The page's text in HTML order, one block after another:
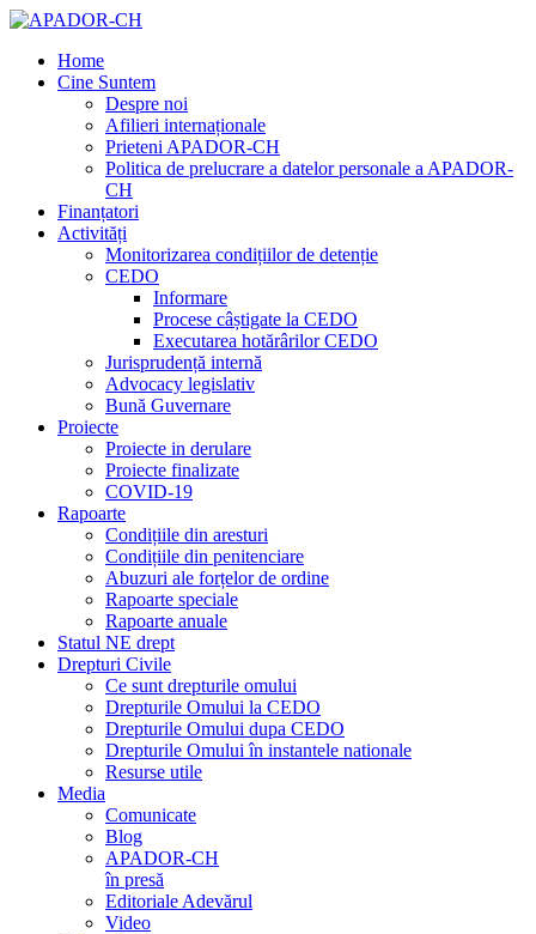
Home
Cine Suntem
Despre noi
Afilieri internaționale
Prieteni APADOR-CH
Politica de prelucrare a datelor personale a APADOR-
CH
Finanțatori
Activități
Monitorizarea condițiilor de detenție
CEDO
Informare
Procese câștigate la CEDO
Executarea hotărârilor CEDO
Jurisprudență internă
Advocacy legislativ
Bună Guvernare
Proiecte
Proiecte in derulare
Proiecte finalizate
COVID-19
Rapoarte
Condițiile din aresturi
Condițiile din penitenciare
Abuzuri ale forțelor de ordine
Rapoarte speciale
Rapoarte anuale
Statul NE drept
Drepturi Civile
Ce sunt drepturile omului
Drepturile Omului la CEDO
Drepturile Omului dupa CEDO
Drepturile Omului în instantele nationale
Resurse utile
Media
Comunicate
Blog
APADOR-CH
în presă
Editoriale Adevărul
Video